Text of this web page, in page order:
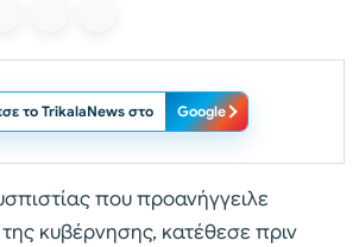
το TrikalaNews στο Google
που προανήγγειλε
κυβέρνησης, κατέθεσε πριν